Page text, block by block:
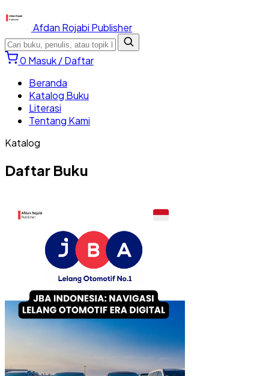
Afdan Rojabi Publisher
0 Masuk / Daftar
Beranda
Katalog Buku
Literasi
Tentang Kami
Katalog
Daftar Buku